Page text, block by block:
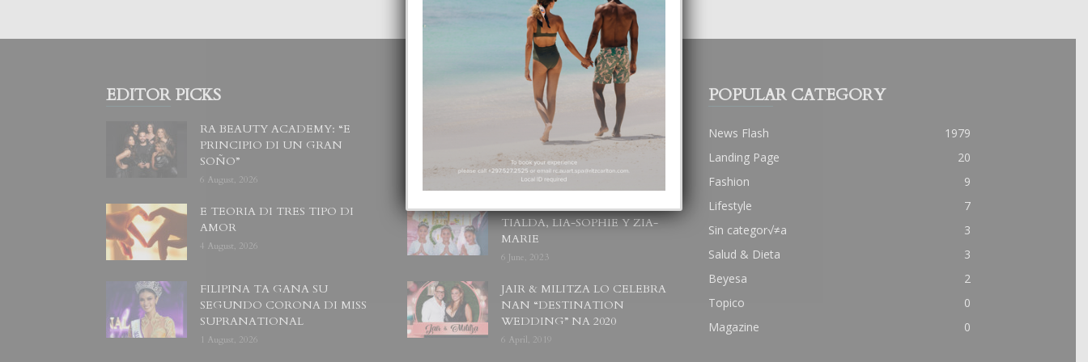
EDITOR PICKS
RA BEAUTY ACADEMY: “E
PRINCIPIO DI UN GRAN
SOÑO”
6 August, 2026
E TEORIA DI TRES TIPO DI
AMOR
4 August, 2026
FILIPINA TA GANA SU
SEGUNDO CORONA DI MISS
SUPRANATIONAL
1 August, 2026
POPULAR POSTS
BODA MANSUR
3 December, 2019
UN DIA INOLVIDABEL PA
TIALDA, LIA-SOPHIE Y ZIA-
MARIE
6 June, 2023
JAIR & MILITZA LO CELEBRA
NAN “DESTINATION
WEDDING” NA 2020
6 April, 2019
POPULAR CATEGORY
News Flash
1979
Landing Page
20
Fashion
9
Lifestyle
7
Sin categor√≠a
3
Salud & Dieta
3
Beyesa
2
Topico
0
Magazine
0